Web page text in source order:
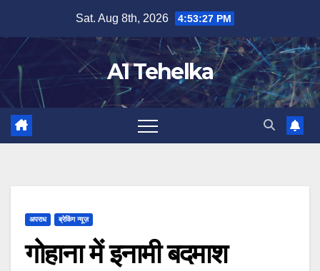
content
Sat. Aug 8th, 2026 4:53:27 PM
A1 Tehelka
अपराध ब्रेकिंग न्यूज़
गोहाना में इनामी बदमाश